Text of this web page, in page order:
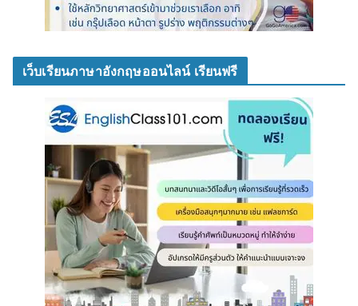
เว็บเรียนภาษาอังกฤษออนไลน์ เรียนฟรี